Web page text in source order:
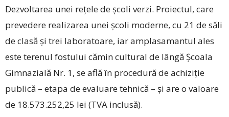
Dezvoltarea unei rețele de școli verzi. Proiectul, care
prevedere realizarea unei școli moderne, cu 21 de săli
de clasă și trei laboratoare, iar amplasamantul ales
este terenul fostului cămin cultural de lângă Școala
Gimnazială Nr. 1, se află în procedură de achiziție
publică – etapa de evaluare tehnică – și are o valoare
de 18.573.252,25 lei (TVA inclusă).